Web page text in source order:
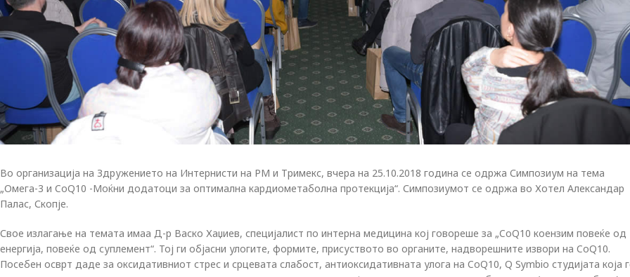
Во организација на Здружението на Интернисти на РМ и Тримекс, вчера на 25.10.2018 година се одржа Симпозиум на тема
„Омега-3 и CoQ10 -Moќни додатоци за оптимална кардиометаболна протекција“. Симпозиумот се одржа во Хотел Александар
Палас, Скопје.
Свое излагање на темата имаа Д-р Васко Хаџиев, специјалист по интерна медицина кој говореше за „CoQ10 коензим повеќе од
енергија, повеќе од суплемент“. Тој ги објасни улогите, формите, присуството во органите, надворешните извори на CoQ10.
Посебен осврт даде за оксидативниот стрес и срцевата слабост, антиоксидативната улога на CoQ10, Q Symbio студијата која